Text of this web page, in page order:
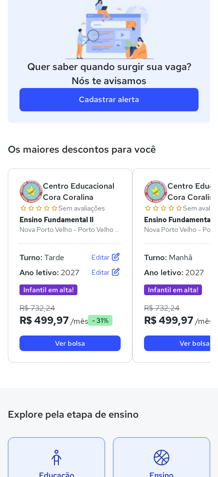
Quer saber quando surgir sua vaga?
Nós te avisamos
Cadastrar alerta
Os maiores descontos para você
Centro Educacional
Cora Coralina
Sem avaliações
Ensino Fundamental II
Nova Porto Velho - Porto Velho -
Turno: Tarde Editar
Ano letivo: 2027
Editar
Infantil em alta!
R$ 732,24
R$ 499,97/mês - 31%
Ver bolsa
Centro
Cora Coralina
Sem
Ensino Fundamental II
Nova Porto Velho -
Turno: Manhã
Ano letivo: 2027
Infantil em alta!
R$ 732,24
R$ 499,97/mês
Ver bolsa
Explore pela etapa de ensino